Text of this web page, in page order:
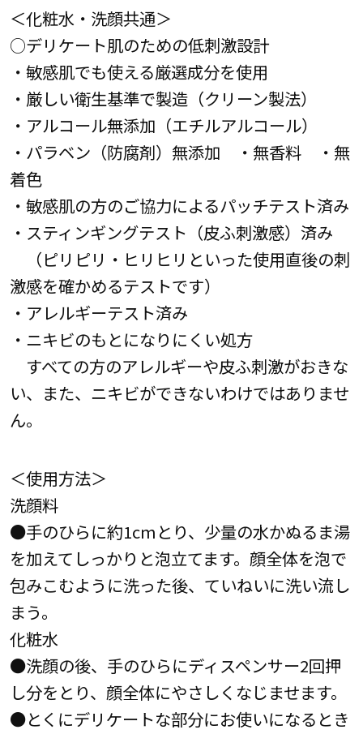
＜化粧水・洗顔共通＞
○デリケート肌のための低刺激設計
・敏感肌でも使える厳選成分を使用
・厳しい衛生基準で製造（クリーン製法）
・アルコール無添加（エチルアルコール）
・パラベン（防腐剤）無添加 ・無香料 ・無
着色
・敏感肌の方のご協力によるパッチテスト済み
・スティンギングテスト（皮ふ刺激感）済み
（ピリピリ・ヒリヒリといった使用直後の刺
激感を確かめるテストです）
・アレルギーテスト済み
・ニキビのもとになりにくい処方
すべての方のアレルギーや皮ふ刺激がおきな
い、また、ニキビができないわけではありませ
ん。
＜使用方法＞
洗顔料
●手のひらに約1cmとり、少量の水かぬるま湯
を加えてしっかりと泡立てます。顔全体を泡で
包みこむように洗った後、ていねいに洗い流し
まう。
化粧水
●洗顔の後、手のひらにディスペンサー2回押
し分をとり、顔全体にやさしくなじませます。
●とくにデリケートな部分にお使いになるとき